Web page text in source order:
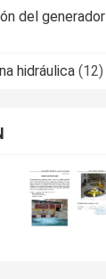
del generador
hidráulica (12)